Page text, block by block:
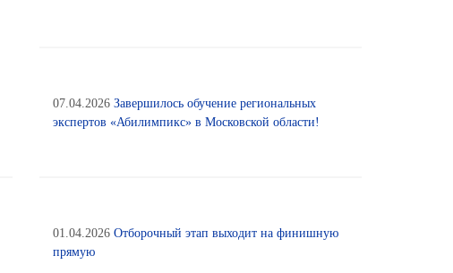
07.04.2026 Завершилось обучение региональных
экспертов «Абилимпикс» в Московской области!
01.04.2026 Отборочный этап выходит на финишную
прямую